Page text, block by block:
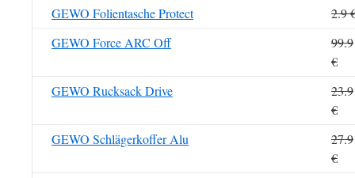
GEWO Folientasche Protect
2.9
GEWO Force ARC Off
99.9
€
GEWO Rucksack Drive
23.9
€
GEWO Schlägerkoffer Alu
27.9
€